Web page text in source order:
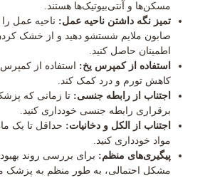
مسکن‌ها و آنتی‌بیوتیک‌ها هستند.
تمیز نگه داشتن ناحیه عمل: ناحیه عمل
صابون ملایم شستشو دهید و از خشک
اطمینان حاصل کنید.
استفاده از کمپرس یخ: استفاده از
کاهش تورم و درد کمک کند.
اجتناب از رابطه جنسی: تا زمانی که
برقراری رابطه جنسی خودداری کنید.
اجتناب از الکل و دخانیات: حداقل تا یک
مواد خودداری کنید.
پیگیری‌های منظم: برای بررسی روند
مشکل احتمالی، به طور منظم به پزشک